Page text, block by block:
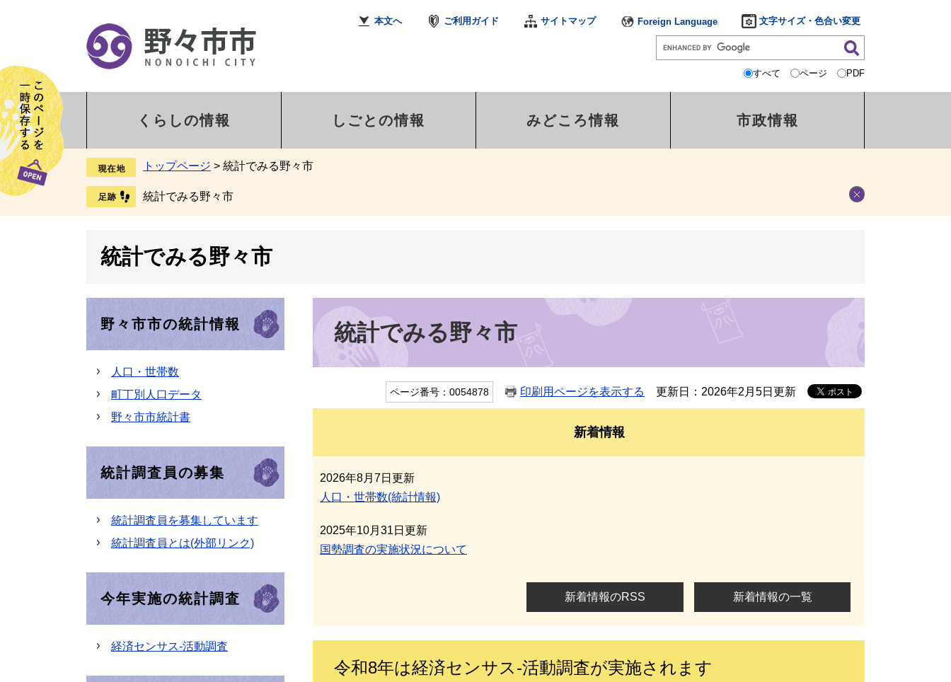
本文へ ご利用ガイド サイトマップ Foreign Language 文字サイズ・色合い変更
すべて ページ PDF
くらしの情報 しごとの情報 みどころ情報 市政情報
トップページ > 統計でみる野々市
統計でみる野々市
統計でみる野々市
統計でみる野々市
ページ番号：0054878 印刷用ページを表示する 更新日：2026年2月5日更新
新着情報
2026年8月7日更新
人口・世帯数(統計情報)
2025年10月31日更新
国勢調査の実施状況について
新着情報のRSS 新着情報の一覧
令和8年は経済センサス‐活動調査が実施されます
野々市市の統計情報
人口・世帯数
町丁別人口データ
野々市市統計書
統計調査員の募集
統計調査員を募集しています
統計調査員とは(外部リンク)
今年実施の統計調査
経済センサス-活動調査